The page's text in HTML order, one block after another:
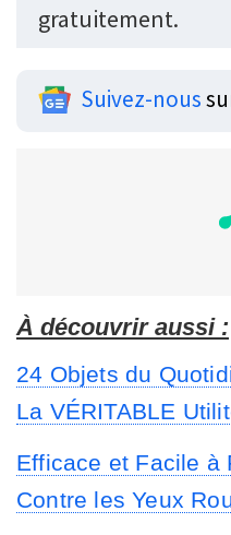
gratuitement.
Suivez-nous
À découvrir aussi :
24 Objets du
La VÉRITABLE
Efficace et Facile à
Contre les Yeux